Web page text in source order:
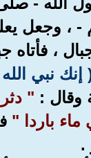
- ، وجعل
، فأتاه
إنك نبي
وقال : "
باردا "
.